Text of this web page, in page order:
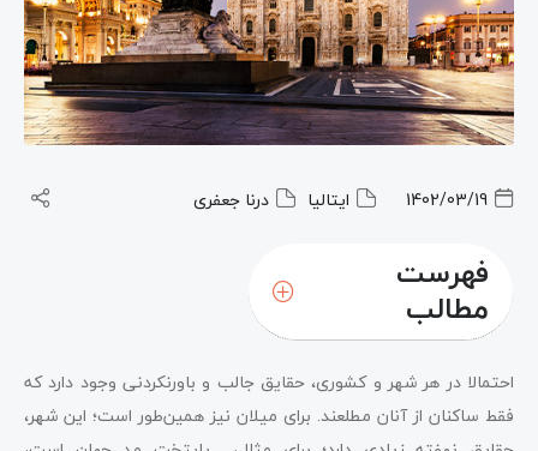
1402/03/19 ایتالیا درنا جعفری
فهرست
مطالب
احتمالا در هر شهر و کشوری، حقایق جالب و باورنکردنی وجود دارد که
فقط ساکنان از آنان مطلعند. برای میلان نیز همین‌طور است؛ این شهر،